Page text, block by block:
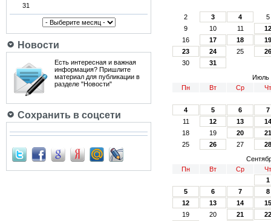
31
Новости
Есть интересная и важная
информация? Пришлите
материал для публикации в
разделе "Новости"
Сохранить в соцсети
2 3 4
5
9
10 11
12
16
17 18
19
23
24 25
26
30
31
Июль
Пн
Вт Ср Чт
4 5 6
7
11
12 13
14
18
19 20
21
25
26 27
28
Пн
Вт Ср
Чт
1
5
6 7
8
12
13 14
15
19
20 21
22